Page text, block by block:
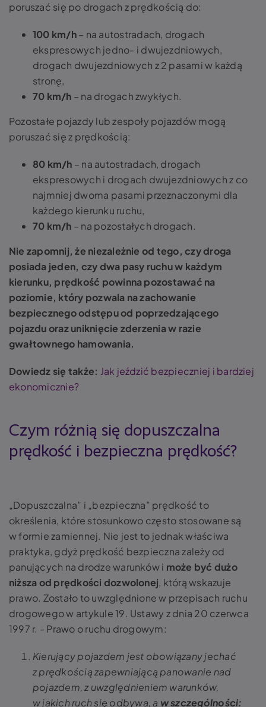
poruszać się po drogach z prędkością do:
100 km/h– na autostradach, drogach
ekspresowych jedno- i dwujezdniowych,
drogach dwujezdniowych z 2 pasami w każdą
stronę,
70 km/h – na drogach zwykłych.
Pozostałe pojazdy lub zespoły pojazdów mogą
poruszać się z prędkością:
80 km/h – na autostradach, drogach
ekspresowych i drogach dwujezdniowych z co
najmniej dwoma pasami przeznaczonymi dla
każdego kierunku ruchu,
70 km/h – na pozostałych drogach.
Nie zapomnij, że niezależnie od tego, czy droga
posiada jeden, czy dwa pasy ruchu w każdym
kierunku, prędkość powinna pozostawać na
poziomie, który pozwala na zachowanie
bezpiecznego odstępu od poprzedzającego
pojazdu oraz uniknięcie zderzenia w razie
gwałtownego hamowania.
Dowiedz się także: Jak jeździć bezpieczniej i bardziej
ekonomicznie?
Czym różnią się dopuszczalna
prędkość i bezpieczna prędkość?
„Dopuszczalna” i „bezpieczna” prędkość to
określenia, które stosunkowo często stosowane są
w formie zamiennej. Nie jest to jednak właściwa
praktyka, gdyż prędkość bezpieczna zależy od
panujących na drodze warunków i może być dużo
niższa od prędkości dozwolonej, którą wskazuje
prawo. Zostało to uwzględnione w przepisach ruchu
drogowego w artykule 19. Ustawy z dnia 20 czerwca
1997 r. - Prawo o ruchu drogowym:
Kierujący pojazdem jest obowiązany jechać
z prędkością zapewniającą panowanie nad
pojazdem, z uwzględnieniem warunków,
w jakich ruch się odbywa, a w szczególności: